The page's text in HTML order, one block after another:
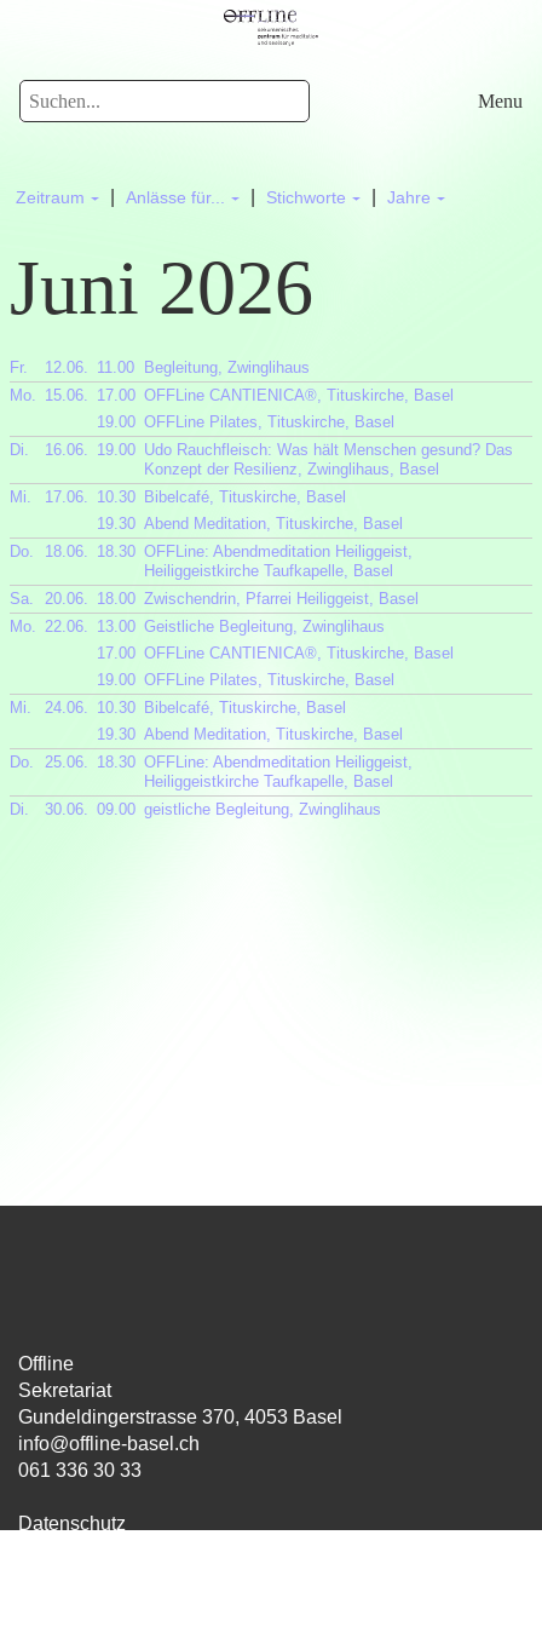
Menu
Zeitraum Anlässe für... Stichworte Jahre
Juni 2026
Fr. 12.06. 11.00
Begleitung, Zwinglihaus
Mo. 15.06. 17.00 OFFLine CANTIENICA®, Tituskirche, Basel
19.00 OFFLine Pilates, Tituskirche, Basel
Di.
16.06. 19.00 Udo Rauchfleisch: Was hält Menschen gesund? Das
Konzept der Resilienz, Zwinglihaus, Basel
Mi.
17.06. 10.30 Bibelcafé, Tituskirche, Basel
19.30 Abend Meditation, Tituskirche, Basel
Do.
18.06. 18.30 OFFLine: Abendmeditation Heiliggeist,
Heiliggeistkirche Taufkapelle, Basel
Sa.
20.06. 18.00 Zwischendrin, Pfarrei Heiliggeist, Basel
Mo. 22.06. 13.00 Geistliche Begleitung, Zwinglihaus
17.00 OFFLine CANTIENICA®, Tituskirche, Basel
19.00 OFFLine Pilates, Tituskirche, Basel
Mi.
24.06. 10.30 Bibelcafé, Tituskirche, Basel
19.30 Abend Meditation, Tituskirche, Basel
Do.
25.06. 18.30 OFFLine: Abendmeditation Heiliggeist,
Heiliggeistkirche Taufkapelle, Basel
Di.
30.06. 09.00 geistliche Begleitung, Zwinglihaus
Offline
Sekretariat
Gundeldingerstrasse 370, 4053 Basel
info@offline-basel.ch
061 336 30 33
Datenschutz